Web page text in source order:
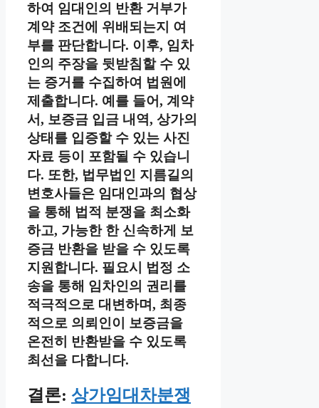
하여 임대인의 반환 거부가
계약 조건에 위배되는지 여
부를 판단합니다. 이후, 임차
인의 주장을 뒷받침할 수 있
는 증거를 수집하여 법원에
제출합니다. 예를 들어, 계약
서, 보증금 입금 내역, 상가의
상태를 입증할 수 있는 사진
자료 등이 포함될 수 있습니
다. 또한, 법무법인 지름길의
변호사들은 임대인과의 협상
을 통해 법적 분쟁을 최소화
하고, 가능한 한 신속하게 보
증금 반환을 받을 수 있도록
지원합니다. 필요시 법정 소
송을 통해 임차인의 권리를
적극적으로 대변하며, 최종
적으로 의뢰인이 보증금을
온전히 반환받을 수 있도록
최선을 다합니다.
결론: 상가임대차분쟁